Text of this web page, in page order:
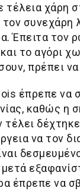
τέλεια χάρη
συνεχάρη
Έπειτα τον
το αγόρι
πρέπει
έπρεπε να
καθώς η
τέλει
να τον
μετά
έπρεπε να